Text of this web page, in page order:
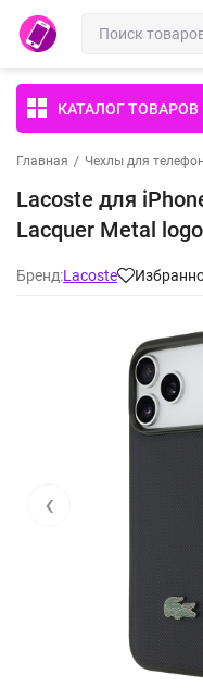
КАТАЛОГ ТОВАРОВ
Главная / Чехлы для
Lacoste для
Lacquer Metal
Бренд:Lacoste
‹